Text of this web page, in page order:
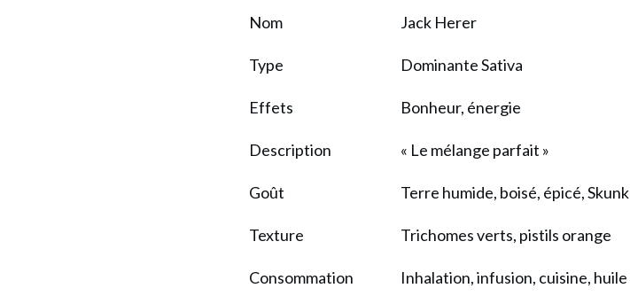
Nom Jack Herer
Type Dominante Sativa
Effets Bonheur, énergie
Description « Le mélange parfait »
Goût Terre humide, boisé, épicé, Skunk
Texture Trichomes verts, pistils orange
Consommation Inhalation, infusion, cuisine, huile